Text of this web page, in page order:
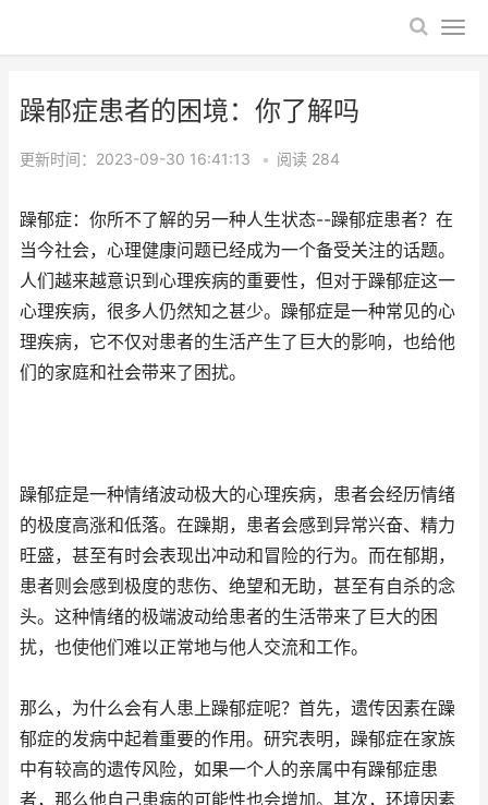
躁郁症患者的困境：你了解吗
更新时间：2023-09-30 16:41:13 • 阅读 284
躁郁症：你所不了解的另一种人生状态--躁郁症患者？在
当今社会，心理健康问题已经成为一个备受关注的话题。
人们越来越意识到心理疾病的重要性，但对于躁郁症这一
心理疾病，很多人仍然知之甚少。躁郁症是一种常见的心
理疾病，它不仅对患者的生活产生了巨大的影响，也给他
们的家庭和社会带来了困扰。
躁郁症是一种情绪波动极大的心理疾病，患者会经历情绪
的极度高涨和低落。在躁期，患者会感到异常兴奋、精力
旺盛，甚至有时会表现出冲动和冒险的行为。而在郁期，
患者则会感到极度的悲伤、绝望和无助，甚至有自杀的念
头。这种情绪的极端波动给患者的生活带来了巨大的困
扰，也使他们难以正常地与他人交流和工作。
那么，为什么会有人患上躁郁症呢？首先，遗传因素在躁
郁症的发病中起着重要的作用。研究表明，躁郁症在家族
中有较高的遗传风险，如果一个人的亲属中有躁郁症患
者，那么他自己患病的可能性也会增加。其次，环境因素